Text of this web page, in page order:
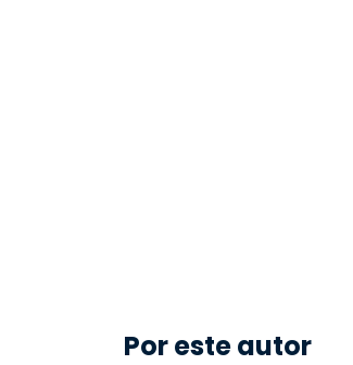
Por este autor